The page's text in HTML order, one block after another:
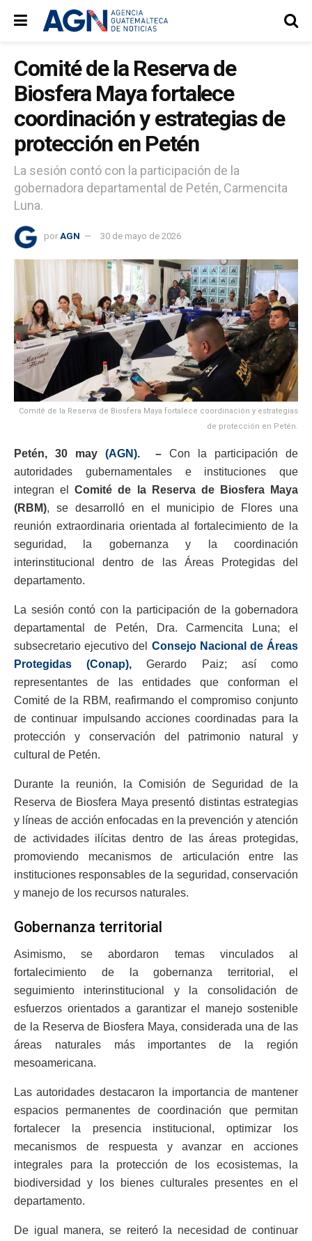
Comité de la Reserva de
Biosfera Maya fortalece
coordinación y estrategias de
protección en Petén
La sesión contó con la participación de la
gobernadora departamental de Petén, Carmencita
Luna.
por AGN 30 de mayo de 2026
Comité de la Reserva de Biosfera Maya fortalece coordinación y estrategias
de protección en Petén.
Petén, 30 may (AGN). – Con la participación de
autoridades gubernamentales e instituciones que
integran elComité de la Reserva de Biosfera Maya
(RBM), se desarrolló en el municipio de Flores una
reunión extraordinaria orientada al fortalecimiento de la
seguridad, la gobernanza y la coordinación
interinstitucional dentro de las Áreas Protegidas del
departamento.
La sesión contó con la participación de la gobernadora
departamental de Petén, Dra. Carmencita Luna; el
subsecretario ejecutivo del Consejo Nacional de Áreas
Protegidas (Conap), Gerardo Paiz; así como
representantes de las entidades que conforman el
Comité de la RBM, reafirmando el compromiso conjunto
de continuar impulsando acciones coordinadas para la
protección y conservación del patrimonio natural y
cultural de Petén.
Durante la reunión, la Comisión de Seguridad de la
Reserva de Biosfera Maya presentó distintas estrategias
y líneas de acción enfocadas en la prevención y atención
de actividades ilícitas dentro de las áreas protegidas,
promoviendo mecanismos de articulación entre las
instituciones responsables de la seguridad, conservación
y manejo de los recursos naturales.
Gobernanza territorial
Asimismo, se abordaron temas vinculados al
fortalecimiento de la gobernanza territorial, el
seguimiento interinstitucional y la consolidación de
esfuerzos orientados a garantizar el manejo sostenible
de la Reserva de Biosfera Maya, considerada una de las
áreas naturales más importantes de la región
mesoamericana.
Las autoridades destacaron la importancia de mantener
espacios permanentes de coordinación que permitan
fortalecer la presencia institucional, optimizar los
mecanismos de respuesta y avanzar en acciones
integrales para la protección de los ecosistemas, la
biodiversidad y los bienes culturales presentes en el
departamento.
De igual manera, se reiteró la necesidad de continuar